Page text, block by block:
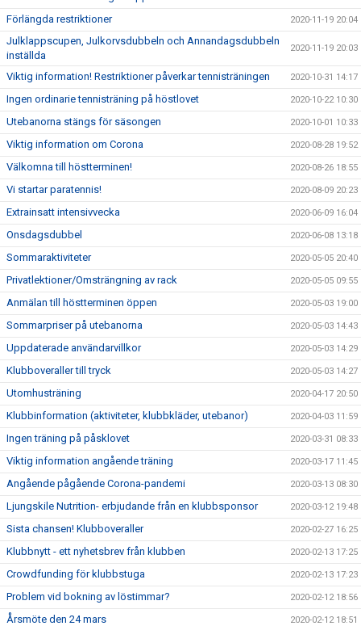
Förlängda restriktioner 2020-11-19 20:04
Julklappscupen, Julkorvsdubbeln och Annandagsdubbeln
inställda
2020-11-19 20:03
Viktig information! Restriktioner påverkar tennisträningen 2020-10-31 14:17
Ingen ordinarie tennisträning på höstlovet 2020-10-22 10:30
Utebanorna stängs för säsongen 2020-10-01 10:33
Viktig information om Corona 2020-08-28 19:52
Välkomna till höstterminen! 2020-08-26 18:55
Vi startar paratennis! 2020-08-09 20:23
Extrainsatt intensivvecka 2020-06-09 16:04
Onsdagsdubbel 2020-06-08 13:18
Sommaraktiviteter 2020-05-05 20:40
Privatlektioner/Omsträngning av rack 2020-05-05 09:55
Anmälan till höstterminen öppen 2020-05-03 19:00
Sommarpriser på utebanorna 2020-05-03 14:43
Uppdaterade användarvillkor 2020-05-03 14:29
Klubboveraller till tryck 2020-05-03 14:27
Utomhusträning 2020-04-17 20:50
Klubbinformation (aktiviteter, klubbkläder, utebanor) 2020-04-03 11:59
Ingen träning på påsklovet 2020-03-31 08:33
Viktig information angående träning 2020-03-17 11:45
Angående pågående Corona-pandemi 2020-03-13 08:30
Ljungskile Nutrition- erbjudande från en klubbsponsor 2020-03-12 19:48
Sista chansen! Klubboveraller 2020-02-27 16:25
Klubbnytt - ett nyhetsbrev från klubben 2020-02-13 17:25
Crowdfunding för klubbstuga 2020-02-13 17:23
Problem vid bokning av löstimmar? 2020-02-12 18:56
Årsmöte den 24 mars 2020-02-12 18:51